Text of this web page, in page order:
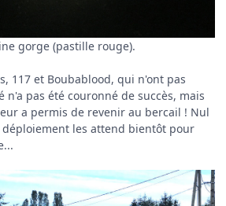
gorge (pastille rouge).
117 et Boubablood, qui n'ont pas
pas été couronné de succès, mais
a permis de revenir au bercail ! Nul
les attend bientôt pour